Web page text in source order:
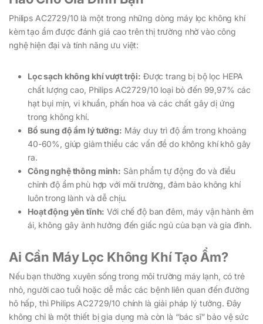
Philips AC2729/10 là một trong những dòng máy lọc không khí
kèm tạo ẩm được đánh giá cao trên thị trường nhờ vào công
nghệ hiện đại và tính năng ưu việt:
Lọc sạch không khí vượt trội: Được trang bị bộ lọc HEPA
chất lượng cao, Philips AC2729/10 loại bỏ đến 99,97% các
hạt bụi mịn, vi khuẩn, phấn hoa và các chất gây dị ứng
trong không khí.
Bổ sung độ ẩm lý tưởng: Máy duy trì độ ẩm trong khoảng
40-60%, giúp giảm thiểu các vấn đề do không khí khô gây
ra.
Công nghệ thông minh: Sản phẩm tự động đo và điều
chỉnh độ ẩm phù hợp với môi trường, đảm bảo không khí
luôn trong lành và dễ chịu.
Hoạt động yên tĩnh: Với chế độ ban đêm, máy vận hành êm
ái, không gây ảnh hưởng đến giấc ngủ của bạn và gia đình.
Ai Cần Máy Lọc Không Khí Tạo Ẩm?
Nếu bạn thường xuyên sống trong môi trường máy lạnh, có trẻ
nhỏ, người cao tuổi hoặc dễ mắc các bệnh liên quan đến đường
hô hấp, thì Philips AC2729/10 chính là giải pháp lý tưởng. Đây
không chỉ là một thiết bị gia dụng mà còn là “bác sĩ” bảo vệ sức